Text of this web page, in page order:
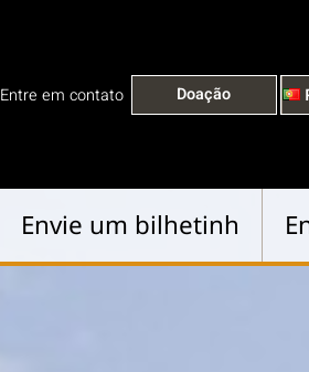
Entre em contato Doação
Envie um bilhetinh